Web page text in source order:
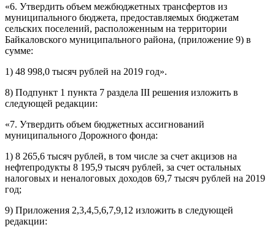
«6. Утвердить объем межбюджетных трансфертов из
муниципального бюджета, предоставляемых бюджетам
сельских поселений, расположенным на территории
Байкаловского муниципального района, (приложение 9) в
сумме:
1) 48 998,0 тысяч рублей на 2019 год».
8) Подпункт 1 пункта 7 раздела III решения изложить в
следующей редакции:
«7. Утвердить объем бюджетных ассигнований
муниципального Дорожного фонда:
1) 8 265,6 тысяч рублей, в том числе за счет акцизов на
нефтепродукты 8 195,9 тысяч рублей, за счет остальных
налоговых и неналоговых доходов 69,7 тысяч рублей на 2019
год;
9) Приложения 2,3,4,5,6,7,9,12 изложить в следующей
редакции: